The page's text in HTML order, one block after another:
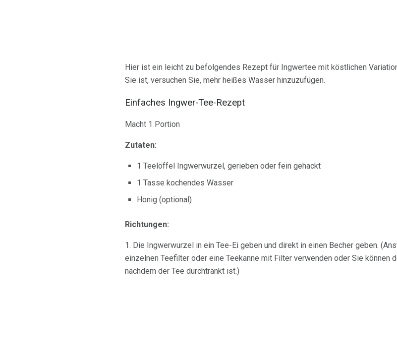
Hier ist ein leicht zu befolgendes Rezept für Ingwertee mit köstlichen
Sie ist, versuchen Sie, mehr heißes Wasser hinzuzufügen.
Einfaches Ingwer-Tee-Rezept
Macht 1 Portion
Zutaten:
1 Teelöffel Ingwerwurzel, gerieben oder fein gehackt
1 Tasse kochendes Wasser
Honig (optional)
Richtungen:
1. Die Ingwerwurzel in ein Tee-Ei geben und direkt in einen Becher geben.
einzelnen Teefilter oder eine Teekanne mit Filter verwenden oder Sie können
nachdem der Tee durchtränkt ist.)